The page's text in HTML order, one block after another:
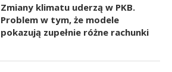
Zmiany klimatu uderzą w PKB.
Problem w tym, że modele
pokazują zupełnie różne rachunki